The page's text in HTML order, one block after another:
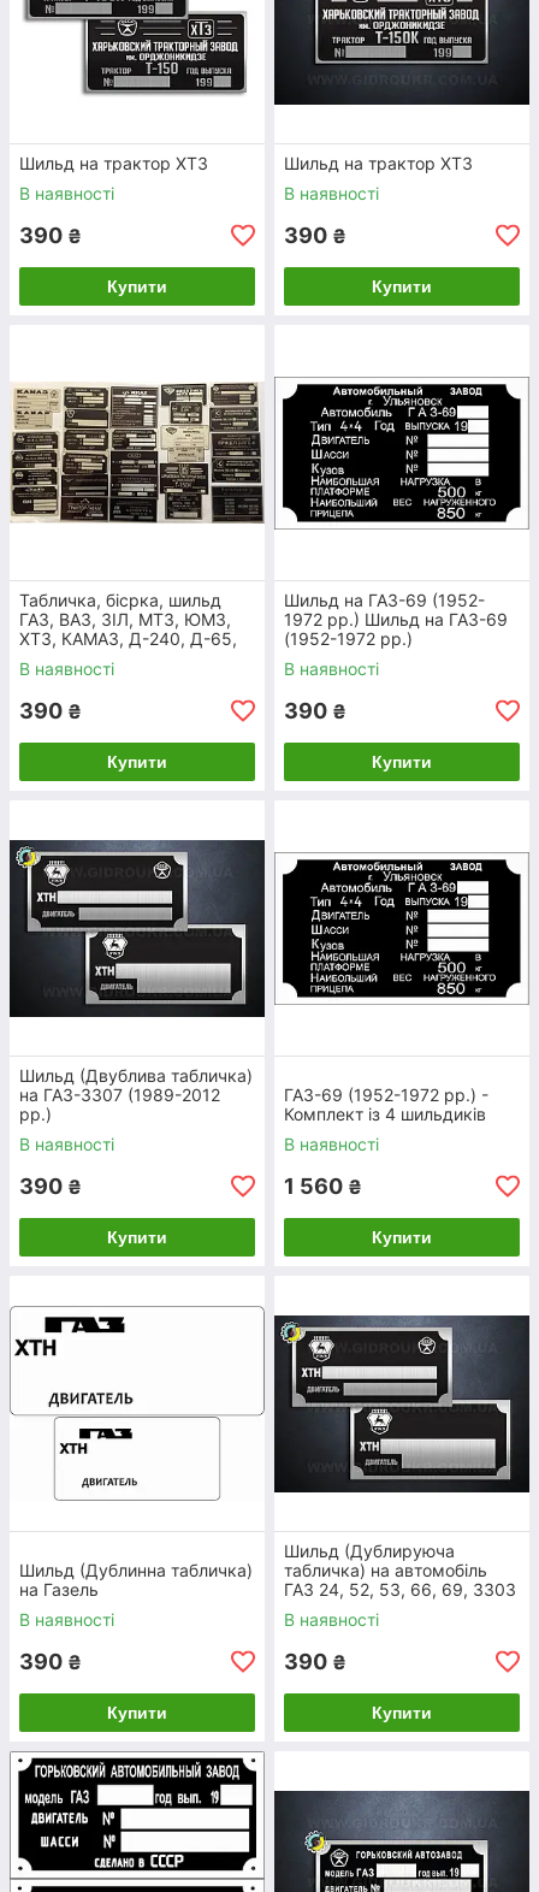
ШВИДКА ВІДПРАВКА
обладнання, ми виготовимо їх для вас і
відправимо максимально швидко. Ми
перевірки всіх даних ми виготовимо
таблички та шильди за кілька робочих
днів.
ПОПУЛЯРНІ ПОЗИЦІЇ РОЗДІЛУ
Табличка, бирка, шильд ГАЗ, УАЗ, ЗIЛ,
ПМЗ та iн
до
випуску
Шильд на ЗIЛ
на яку
за
Шильд на трактор ХТЗ
В наявності
390 ₴
Купити
Шильд на трактор ХТЗ
В наявності
390 ₴
Купити
Табличка, бісрка, шильд
ГАЗ, ВАЗ, ЗІЛ, МТЗ, ЮМЗ,
ХТЗ, КАМАЗ, Д-240, Д-65,
СМД, КрАЗ, причепи.
В наявності
390 ₴
Купити
Шильд на ГАЗ-69 (1952-
1972 рр.) Шильд на ГАЗ-69
(1952-1972 рр.)
В наявності
390 ₴
Купити
Шильд (Двублива табличка)
на ГАЗ-3307 (1989-2012
рр.)
В наявності
390 ₴
Купити
ГАЗ-69 (1952-1972 рр.) -
Комплект із 4 шильдиків
В наявності
1 560 ₴
Купити
Шильд (Дублинна табличка)
на Газель
В наявності
390 ₴
Купити
Шильд (Дублируюча
табличка) на автомобіль
ГАЗ 24, 52, 53, 66, 69, 3303
В наявності
390 ₴
Купити